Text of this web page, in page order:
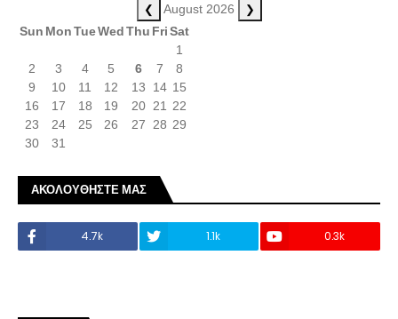
❮ August 2026 ❯
Sun MonTueWedThu FriSat
1
2
3 4 5 6 7
8
9
10 11 12 13 14 15
16
17 18 19 20 21 22
23
24 25 26 27 28 29
30
31
ΑΚΟΛΟΥΘΗΣΤΕ ΜΑΣ
4.7k 1.1k 0.3k